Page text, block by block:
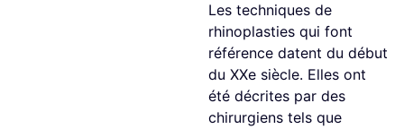
Les techniques de
rhinoplasties qui font
référence datent du début
du XXe siècle. Elles ont
été décrites par des
chirurgiens tels que